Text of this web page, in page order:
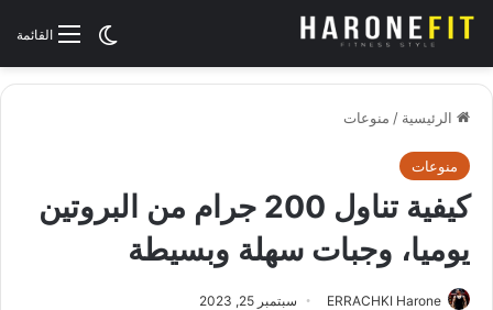
القائمةالوضع
الرئيسية / منوعات
منوعات
كيفية تناول 200 جرام من البروتين
يوميا، وجبات سهلة وبسيطة
ERRACHKI Harone سبتمبر 25, 2023